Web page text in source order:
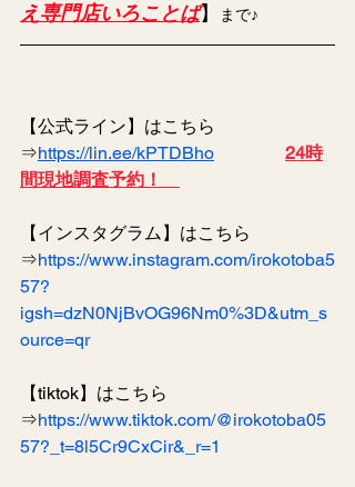
え専門店いろことば】 まで♪
【公式ライン】はこちら
⇒https://lin.ee/kPTDBho
24時
間現地調査予約！
【インスタグラム】はこちら
⇒https://www.instagram.com/irokotoba5
57?
igsh=dzN0NjBvOG96Nm0%3D&utm_s
ource=qr
【tiktok】はこちら
⇒https://www.tiktok.com/@irokotoba05
57?_t=8l5Cr9CxCir&_r=1